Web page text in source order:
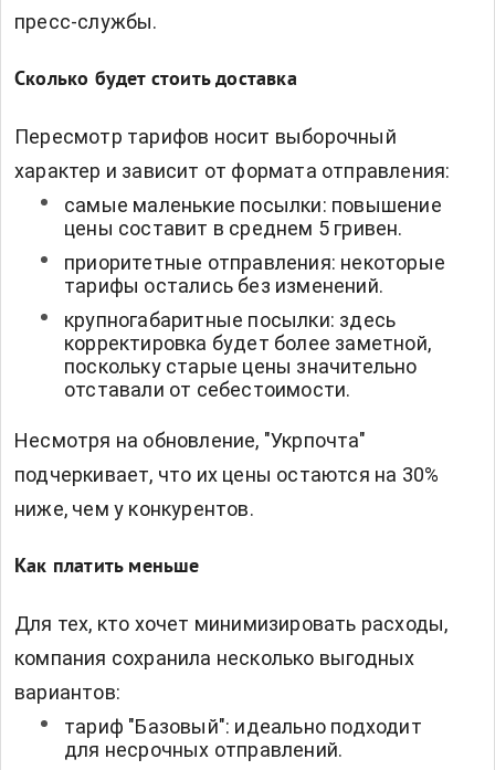
пресс-службы.
Сколько будет стоить доставка
Пересмотр тарифов носит выборочный
характер и зависит от формата отправления:
самые маленькие посылки: повышение
цены составит в среднем 5 гривен.
приоритетные отправления: некоторые
тарифы остались без изменений.
крупногабаритные посылки: здесь
корректировка будет более заметной,
поскольку старые цены значительно
отставали от себестоимости.
Несмотря на обновление, "Укрпочта"
подчеркивает, что их цены остаются на 30%
ниже, чем у конкурентов.
Как платить меньше
Для тех, кто хочет минимизировать расходы,
компания сохранила несколько выгодных
вариантов:
тариф "Базовый": идеально подходит
для несрочных отправлений.